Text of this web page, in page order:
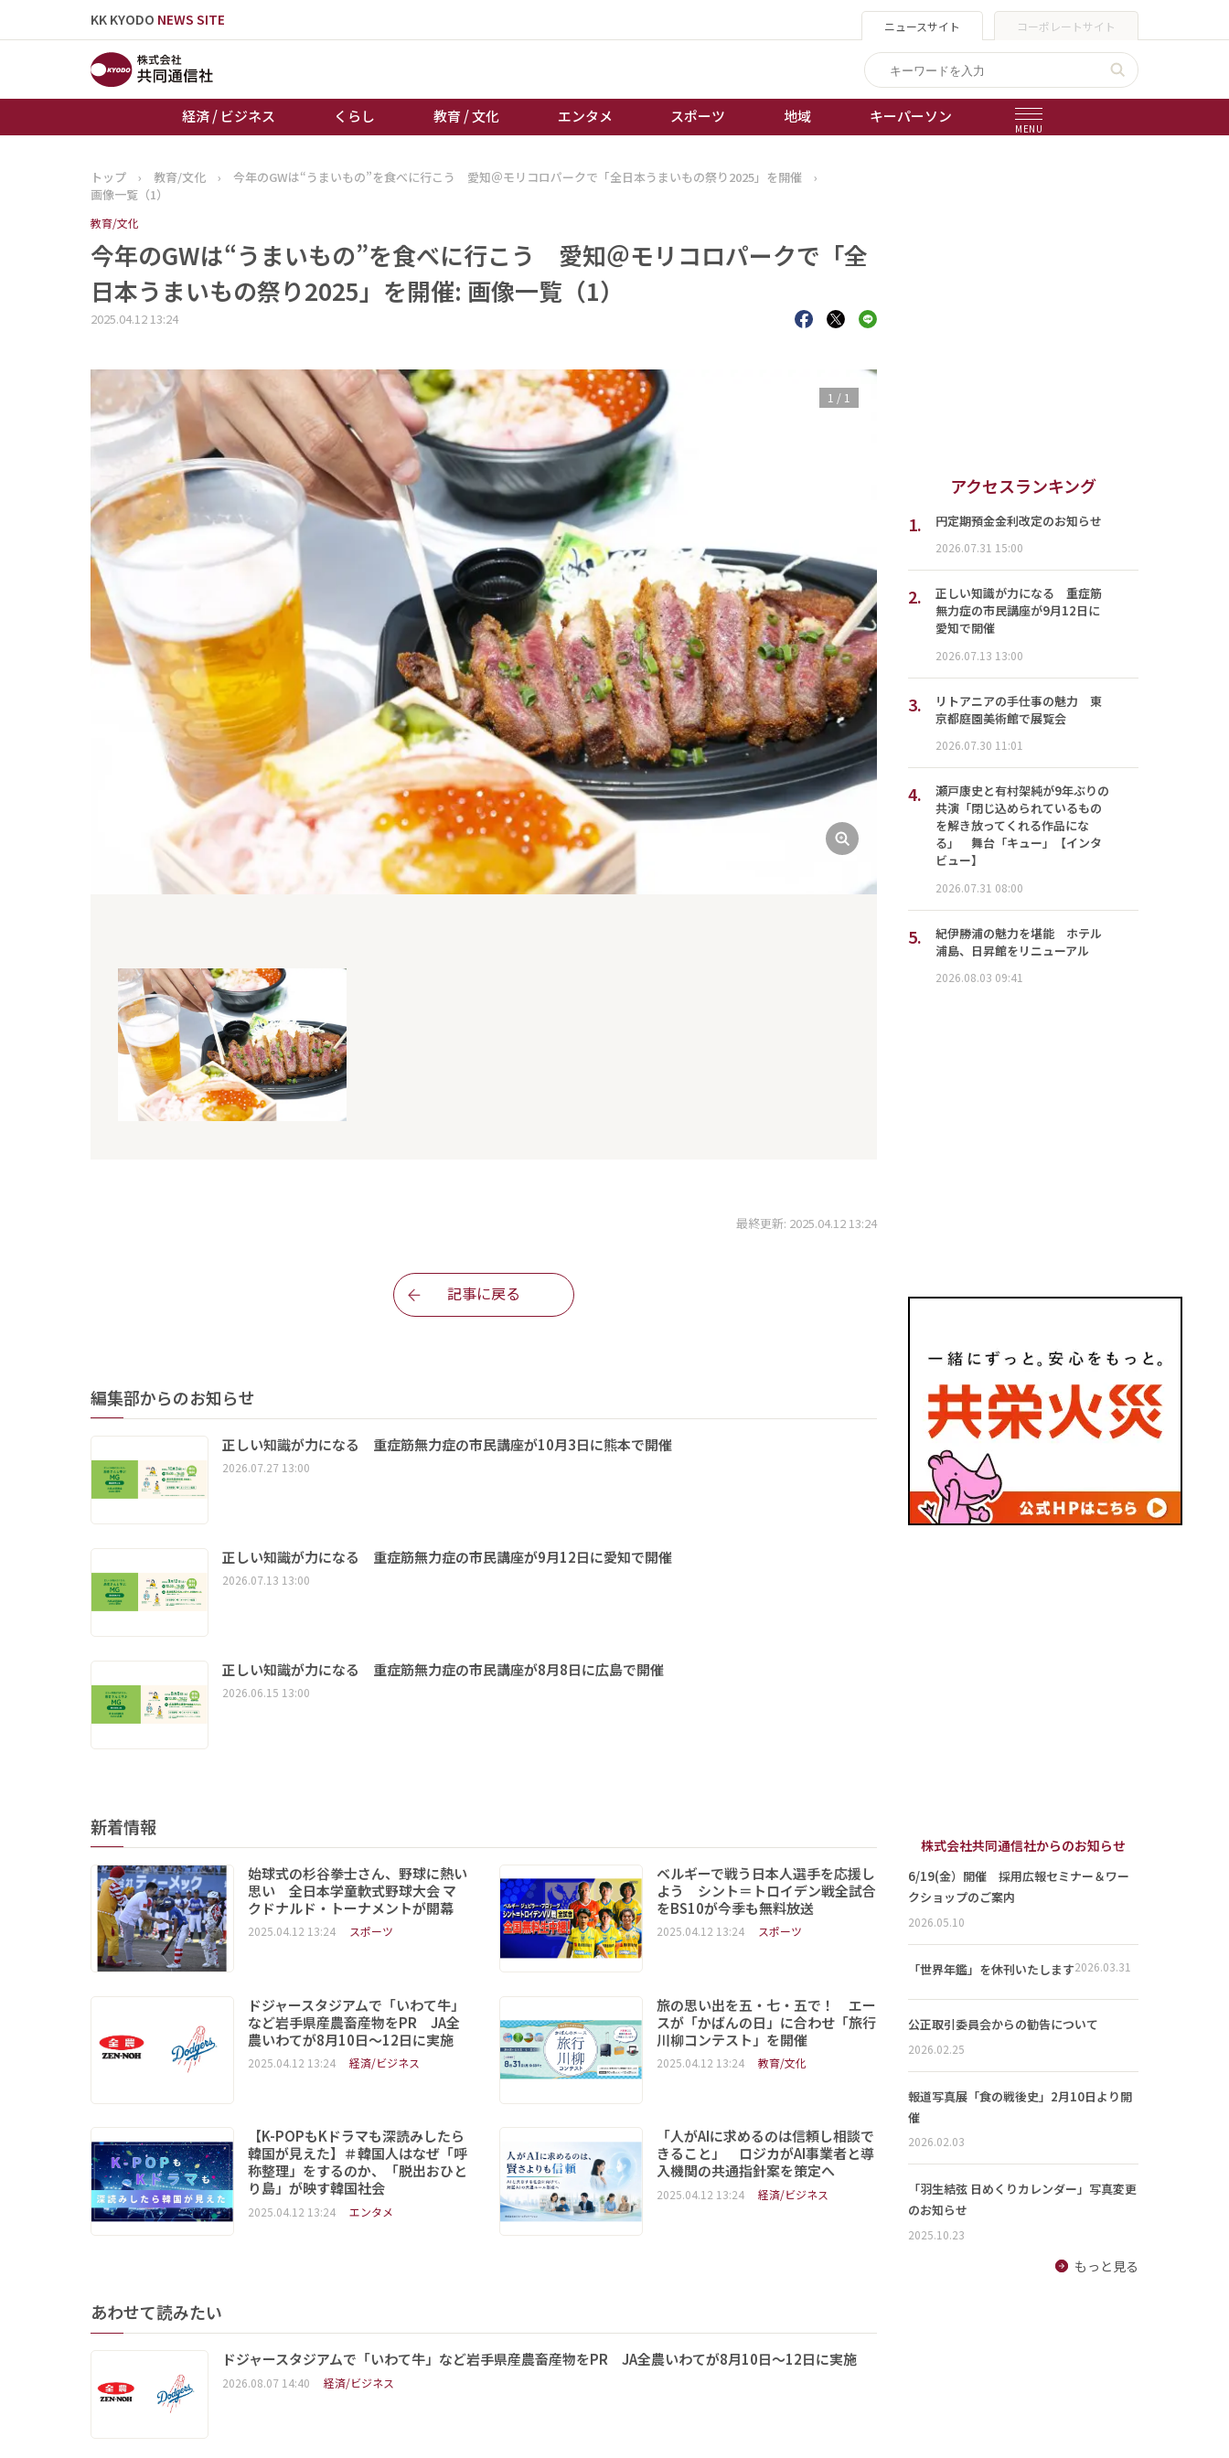
KK KYODO NEWS SITE ニュースサイト コーポレートサイト
経済 / ビジネス くらし 教育 / 文化 エンタメ スポーツ 地域 キーパーソン
MENU
トップページ
経済 / ビジネス
エンタメ
スポーツ
誰もが輝いて働く社会へ
競輪
トップ › 教育/文化 › 今年のGWは“うまいもの”を食べに行こう 愛知＠モリコロパークで「全日本うまいもの祭り2025」を開催
›
画像一覧（1）
教育/文化
今年のGWは“うまいもの”を食べに行こう 愛知＠モリコロパークで「全
日本うまいもの祭り2025」を開催: 画像一覧（1）
2025.04.12 13:24
1 / 1
最終更新: 2025.04.12 13:24
記事に戻る
編集部からのお知らせ
正しい知識が力になる 重症筋無力症の市民講座が10月3日に熊本で開催
2026.07.27 13:00
正しい知識が力になる 重症筋無力症の市民講座が9月12日に愛知で開催
2026.07.13 13:00
正しい知識が力になる 重症筋無力症の市民講座が8月8日に広島で開催
2026.06.15 13:00
新着情報
始球式の杉谷拳士さん、野球に熱い
思い 全日本学童軟式野球大会 マ
クドナルド・トーナメントが開幕
2025.04.12 13:24 スポーツ
ベルギーで戦う日本人選手を応援し
よう シント＝トロイデン戦全試合
をBS10が今季も無料放送
2025.04.12 13:24 スポーツ
ドジャースタジアムで「いわて牛」
など岩手県産農畜産物をPR JA全
農いわてが8月10日～12日に実施
2025.04.12 13:24 経済/ビジネス
旅の思い出を五・七・五で！ エー
スが「かばんの日」に合わせ「旅行
川柳コンテスト」を開催
2025.04.12 13:24 教育/文化
【K-POPもKドラマも深読みしたら
韓国が見えた】＃韓国人はなぜ「呼
称整理」をするのか、「脱出おひと
り島」が映す韓国社会
2025.04.12 13:24 エンタメ
「人がAIに求めるのは信頼し相談で
きること」 ロジカがAI事業者と導
入機関の共通指針案を策定へ
2025.04.12 13:24 経済/ビジネス
あわせて読みたい
ドジャースタジアムで「いわて牛」など岩手県産農畜産物をPR JA全農いわてが8月10日～12日に実施
2026.08.07 14:40 経済/ビジネス
アクセスランキング
1.
円定期預金金利改定のお知らせ
2026.07.31 15:00
2.
正しい知識が力になる 重症筋
無力症の市民講座が9月12日に
愛知で開催
2026.07.13 13:00
3.
リトアニアの手仕事の魅力 東
京都庭園美術館で展覧会
2026.07.30 11:01
4.
瀬戸康史と有村架純が9年ぶりの
共演「閉じ込められているもの
を解き放ってくれる作品にな
る」 舞台「キュー」【インタ
ビュー】
2026.07.31 08:00
5.
紀伊勝浦の魅力を堪能 ホテル
浦島、日昇館をリニューアル
2026.08.03 09:41
株式会社共同通信社からのお知らせ
6/19(金）開催 採用広報セミナー＆ワー
クショップのご案内
2026.05.10
「世界年鑑」を休刊いたします2026.03.31
公正取引委員会からの勧告について
2026.02.25
報道写真展「食の戦後史」2月10日より開
催
2026.02.03
「羽生結弦 日めくりカレンダー」写真変更
のお知らせ
2025.10.23
もっと見る